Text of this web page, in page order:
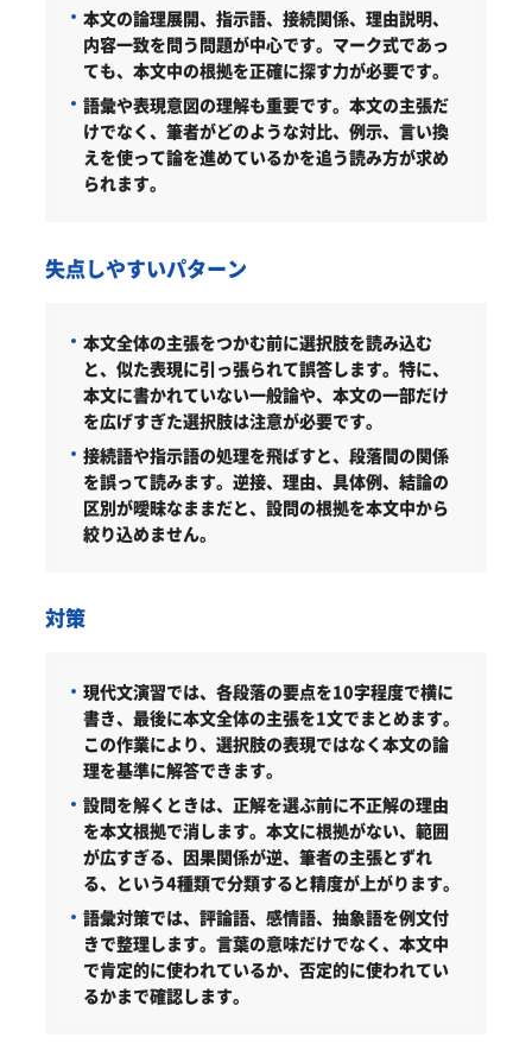
本文の論理展開、指示語、接続関係、理由説明、
内容一致を問う問題が中心です。マーク式であっ
ても、本文中の根拠を正確に探す力が必要です。
語彙や表現意図の理解も重要です。本文の主張だ
けでなく、筆者がどのような対比、例示、言い換
えを使って論を進めているかを追う読み方が求め
られます。
失点しやすいパターン
本文全体の主張をつかむ前に選択肢を読み込む
と、似た表現に引っ張られて誤答します。特に、
本文に書かれていない一般論や、本文の一部だけ
を広げすぎた選択肢は注意が必要です。
接続語や指示語の処理を飛ばすと、段落間の関係
を誤って読みます。逆接、理由、具体例、結論の
区別が曖昧なままだと、設問の根拠を本文中から
絞り込めません。
対策
現代文演習では、各段落の要点を10字程度で横に
書き、最後に本文全体の主張を1文でまとめます。
この作業により、選択肢の表現ではなく本文の論
理を基準に解答できます。
設問を解くときは、正解を選ぶ前に不正解の理由
を本文根拠で消します。本文に根拠がない、範囲
が広すぎる、因果関係が逆、筆者の主張とずれ
る、という4種類で分類すると精度が上がります。
語彙対策では、評論語、感情語、抽象語を例文付
きで整理します。言葉の意味だけでなく、本文中
で肯定的に使われているか、否定的に使われてい
るかまで確認します。